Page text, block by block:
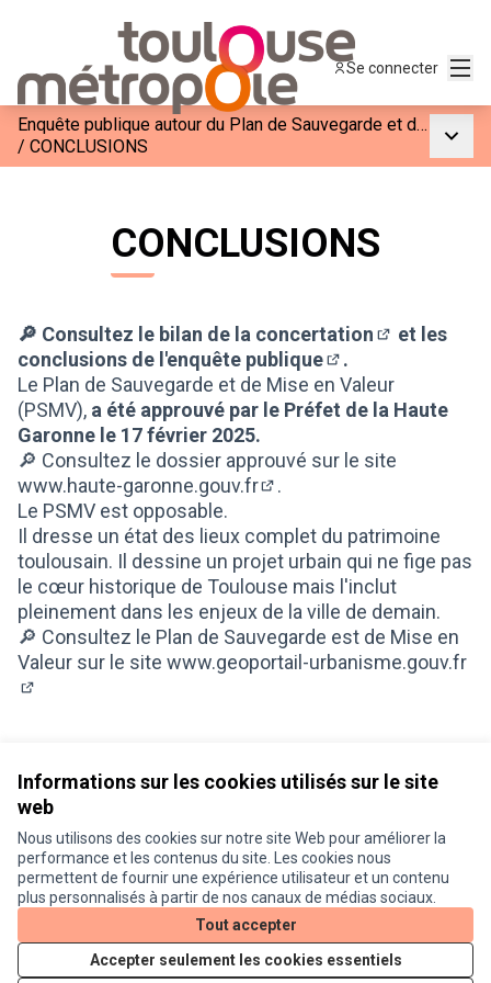
Informations sur les cookies utilisés sur le site
web
Nous utilisons des cookies sur notre site Web pour améliorer la
performance et les contenus du site. Les cookies nous
permettent de fournir une expérience utilisateur et un contenu
plus personnalisés à partir de nos canaux de médias sociaux.
Tout accepter
Accepter seulement les cookies essentiels
Se connecter
Enquête publique autour du Plan de Sauvegarde et de Mise en Valeur du Site Patrimonial Remarquable
/ CONCLUSIONS
CONCLUSIONS
🔎 Consultez le bilan de la concertation
et les
conclusions de l'enquête publique
(S'ouvre dans un
.
Le Plan de Sauvegarde et de Mise en Valeur
(PSMV), a été approuvé par le Préfet de la Haute
Garonne le 17 février 2025.
🔎 Consultez le dossier approuvé sur le site
www.haute-garonne.gouv.fr
.
Le PSMV est opposable.
Il dresse un état des lieux complet du patrimoine
toulousain. Il dessine un projet urbain qui ne fige pas
le cœur historique de Toulouse mais l'inclut
pleinement dans les enjeux de la ville de demain.
🔎 Consultez le Plan de Sauvegarde est de Mise en
Valeur sur le site www.geoportail-urbanisme.gouv.fr
Conditions d'utilisation
Paramètres des cookies
Je participe ! sur X
(Lien externe)
Je participe ! sur Facebook
Je participe ! sur Instagram